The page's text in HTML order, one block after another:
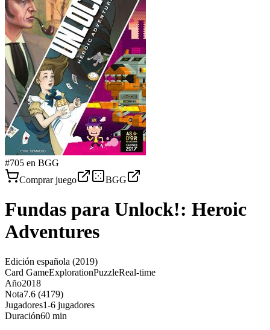
#705 en BGG
Comprar juego
BGG
Fundas para Unlock!: Heroic
Adventures
Edición española (2019)
Card GameExplorationPuzzleReal-time
Año2018
Nota7.6 (4179)
Jugadores1-6 jugadores
Duración60 min